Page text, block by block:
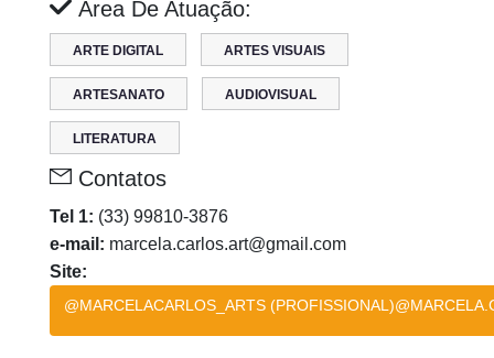
Área De Atuação:
ARTE DIGITAL ARTES VISUAIS
ARTESANATO AUDIOVISUAL
LITERATURA
Contatos
Tel 1: (33) 99810-3876
e-mail: marcela.carlos.art@gmail.com
Site:
@MARCELACARLOS_ARTS